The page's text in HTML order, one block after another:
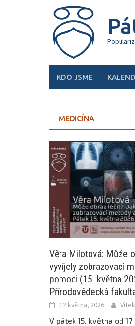
KDO JSME
MEDICÍNA
Věra Milotová: Může
vyvíjely zobrazovací
pomoci (15. května
Přírodovědecká
12 května, 2026 Vítek
V pátek 15. května od